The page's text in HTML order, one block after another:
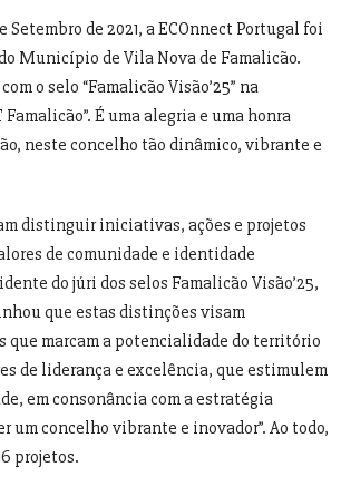
Setembro de 2021, a ECOnnect Portugal foi
Município de Vila Nova de Famalicão.
o selo “Famalicão Visão’25” na
Famalicão”. É uma alegria e uma honra
neste concelho tão dinâmico, vibrante e
distinguir iniciativas, ações e projetos
de comunidade e identidade
do júri dos selos Famalicão Visão’25,
que estas distinções visam
que marcam a potencialidade do território
de liderança e excelência, que estimulem
em consonância com a estratégia
um concelho vibrante e inovador”. Ao todo,
projetos.